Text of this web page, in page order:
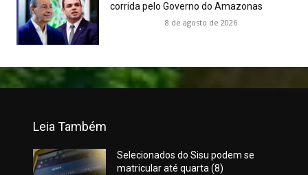
corrida pelo Governo do Amazonas
8 de agosto de 2026
Leia Também
Selecionados do Sisu podem se
matricular até quarta (8)